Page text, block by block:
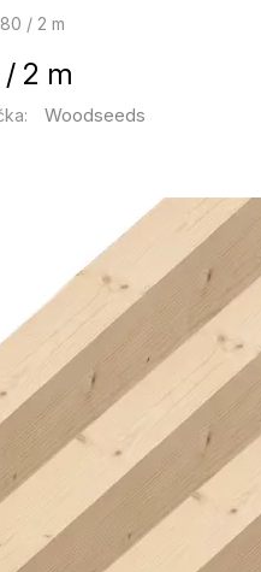
/ 2 m
2 m
Woodseeds